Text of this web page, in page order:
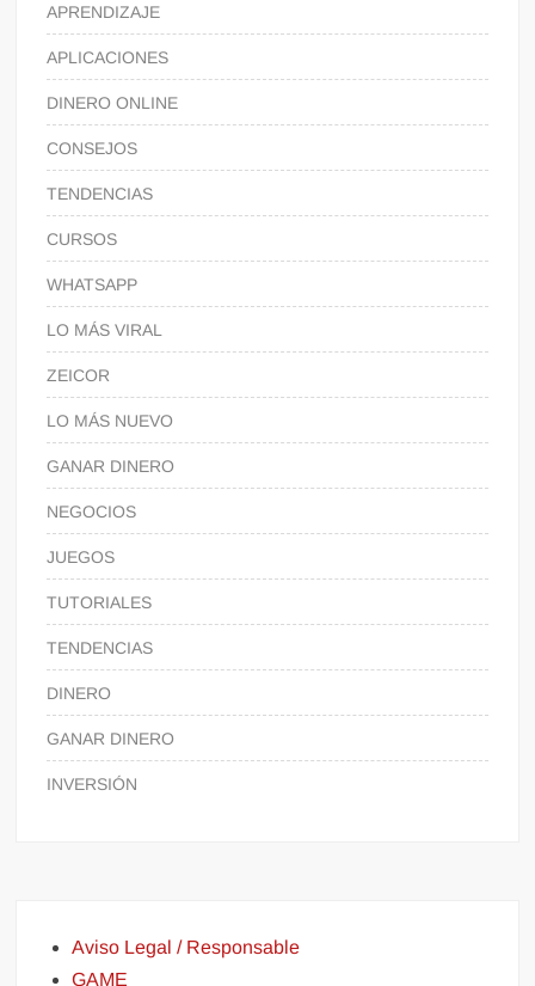
APRENDIZAJE
APLICACIONES
DINERO ONLINE
CONSEJOS
TENDENCIAS
CURSOS
WHATSAPP
LO MÁS VIRAL
ZEICOR
LO MÁS NUEVO
GANAR DINERO
NEGOCIOS
JUEGOS
TUTORIALES
TENDENCIAS
DINERO
GANAR DINERO
INVERSIÓN
Aviso Legal / Responsable
GAME